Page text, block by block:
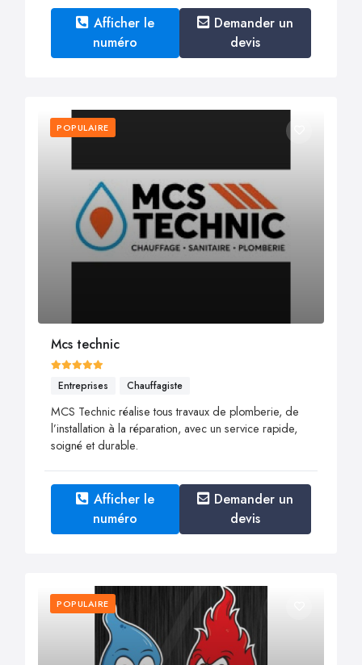
Afficher le
numéro
Demander un
devis
POPULAIRE
Mcs technic
Entreprises Chauffagiste
MCS Technic réalise tous travaux de plomberie, de
l’installation à la réparation, avec un service rapide,
soigné et durable.
Afficher le
numéro
Demander un
devis
POPULAIRE